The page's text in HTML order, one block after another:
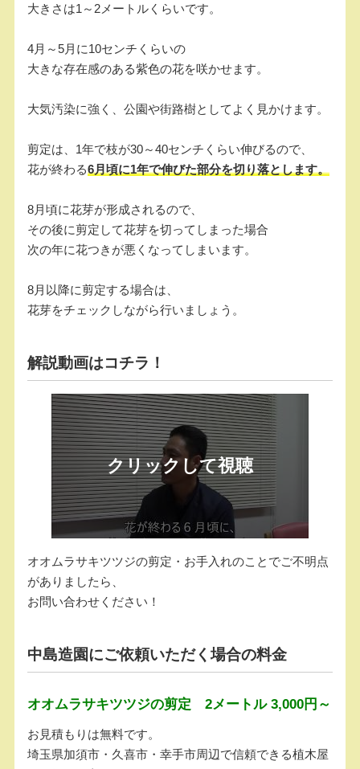
大きさは1～2メートルくらいです。
4月～5月に10センチくらいの
大きな存在感のある紫色の花を咲かせます。
大気汚染に強く、公園や街路樹としてよく見かけます。
剪定は、1年で枝が30～40センチくらい伸びるので、
花が終わる6月頃に1年で伸びた部分を切り落とします。
8月頃に花芽が形成されるので、
その後に剪定して花芽を切ってしまった場合
次の年に花つきが悪くなってしまいます。
8月以降に剪定する場合は、
花芽をチェックしながら行いましょう。
解説動画はコチラ！
オオムラサキツツジの剪定・お手入れのことでご不明点
がありましたら、
お問い合わせください！
中島造園にご依頼いただく場合の料金
オオムラサキツツジの剪定 2メートル 3,000円～
お見積もりは無料です。
埼玉県加須市・久喜市・幸手市周辺で信頼できる植木屋